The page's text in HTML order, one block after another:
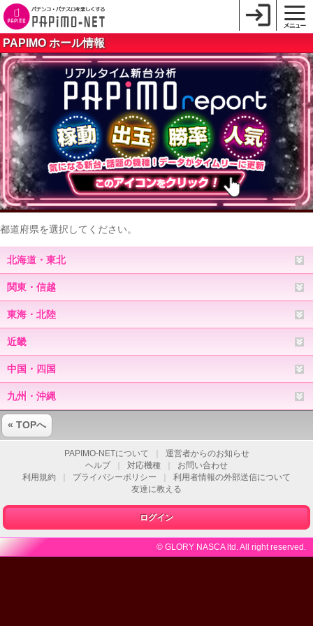
PAPIMO ホール情報
都道府県を選択してください。
北海道・東北
関東・信越
東海・北陸
近畿
中国・四国
九州・沖縄
« TOPへ
PAPIMO-NETについて
運営者からのお知らせ
ヘルプ
対応機種
お問い合わせ
利用規約
プライバシーポリシー
利用者情報の外部送信について
友達に教える
ログイン
© GLORY NASCA ltd. All right reserved.